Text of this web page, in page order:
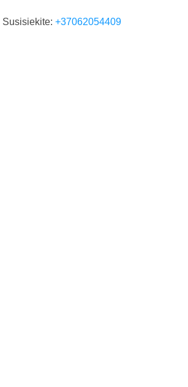
su privatumo politika
+37062054409